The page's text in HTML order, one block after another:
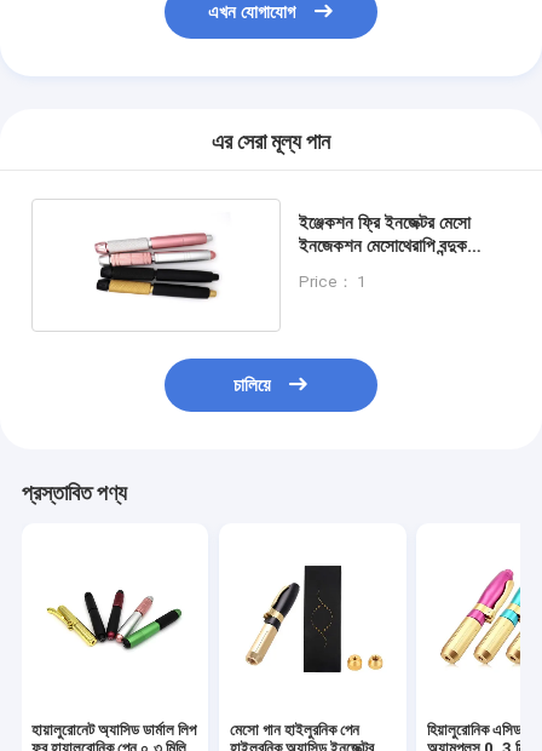
এখন যোগাযোগ
এর সেরা মূল্য পান
ইঞ্জেকশন ফ্রি ইনজেক্টর মেসো
ইনজেকশন মেসোথেরাপি বন্দুক
জন্য
Price： 1
চালিয়ে
প্রস্তাবিত পণ্য
হায়ালুরোনেট অ্যাসিড ডার্মাল লিপ
মেসো গান হাইলুরনিক পেন
হিয়ালুরোনিক এসিড